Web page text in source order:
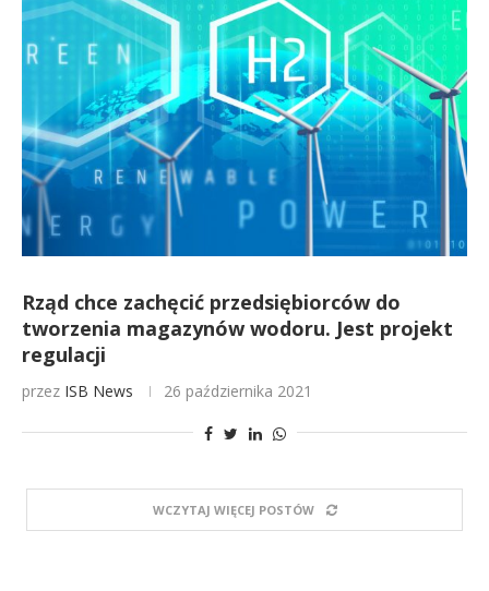
Rząd chce zachęcić przedsiębiorców do
tworzenia magazynów wodoru. Jest projekt
regulacji
przez ISB News 26 października 2021
WCZYTAJ WIĘCEJ POSTÓW